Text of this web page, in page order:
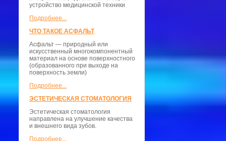
устройство медицинской техники
Подробнее...
ЧТО ТАКОЕ АСФАЛЬТ
Асфальт — природный или
искусственный многокомпонентный
материал на основе поверхностного
(образованного при выходе на
поверхность земли)
Подробнее...
ЭСТЕТИЧЕСКАЯ СТОМАТОЛОГИЯ
Эстетическая стоматология
направлена на улучшение качества
и внешнего вида зубов.
Подробнее...